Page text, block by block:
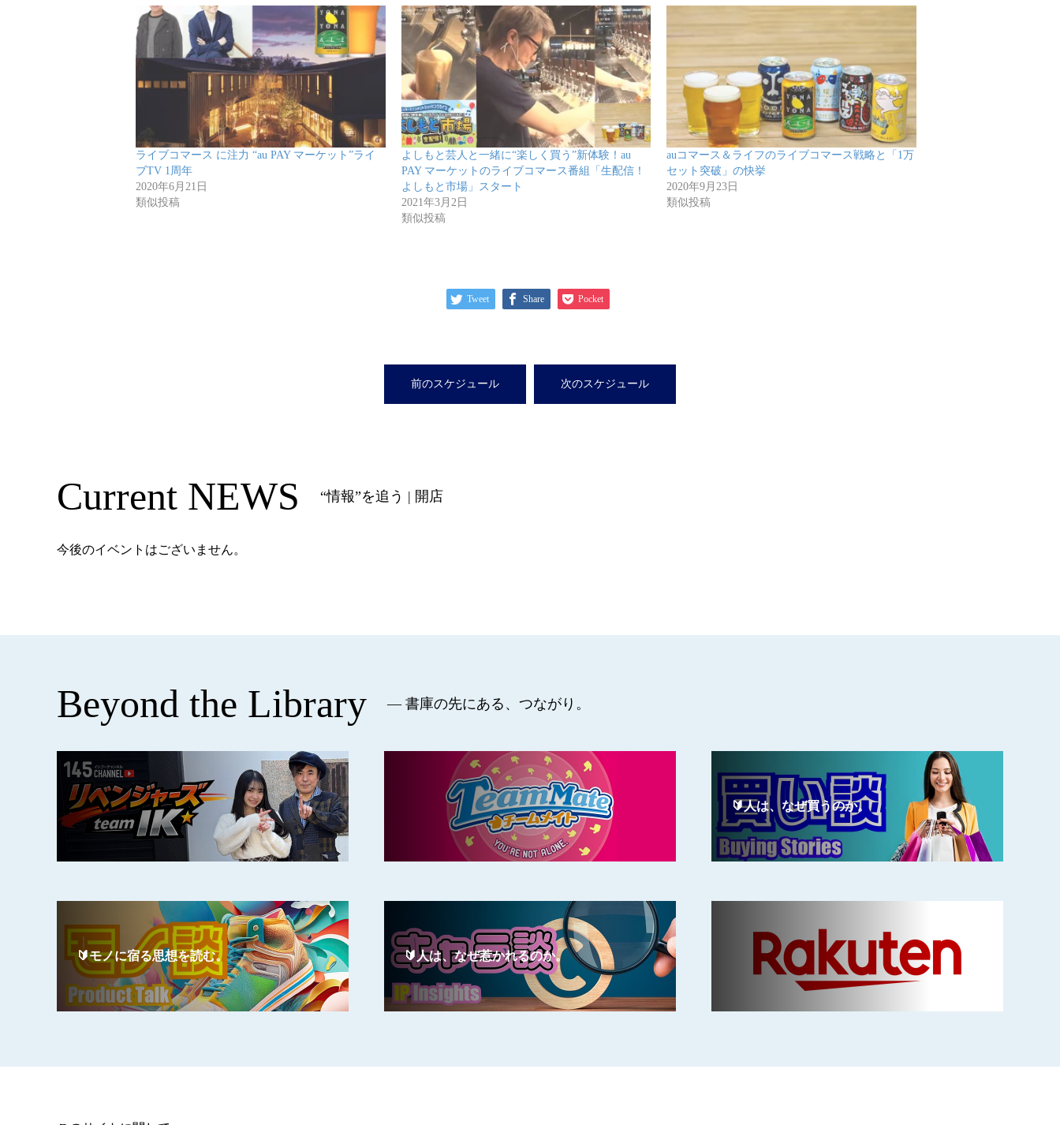
ライブコマース に注力 “au PAY マーケット”ライ
ブTV 1周年
2020年6月21日
類似投稿
よしもと芸人と一緒に“楽しく買う”新体験！au
PAY マーケットのライブコマース番組「生配信！
よしもと市場」スタート
2021年3月2日
類似投稿
auコマース＆ライフのライブコマース戦略と「1万
セット突破」の快挙
2020年9月23日
類似投稿
Tweet Share Pocket
前のスケジュール 次のスケジュール
Current NEWS “情報”を追う | 開店
今後のイベントはございません。
Beyond the Library — 書庫の先にある、つながり。
🔰人は、なぜ買うのか。
🔰モノに宿る思想を読む。 🔰人は、なぜ惹かれるのか。